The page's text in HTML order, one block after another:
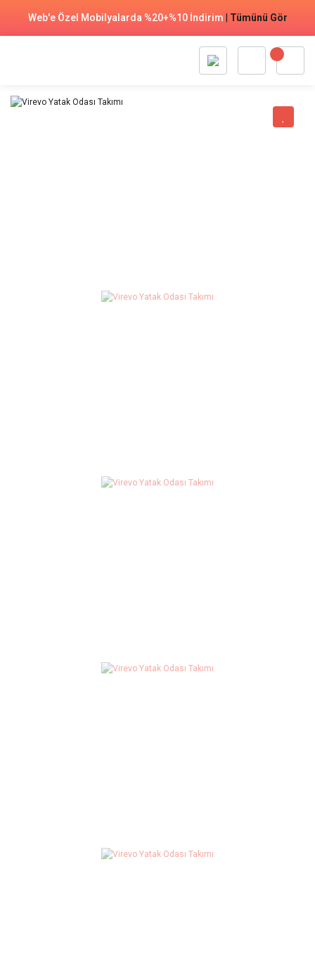
Web'e Özel Mobilyalarda %20+%10 İndirim Tümünü Gör